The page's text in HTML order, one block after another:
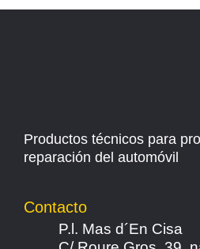
Productos técnicos para
reparación del automóvil
Contacto
P.l. Mas d´En Cisa